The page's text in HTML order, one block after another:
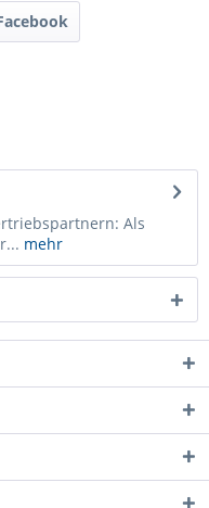
Als
mehr